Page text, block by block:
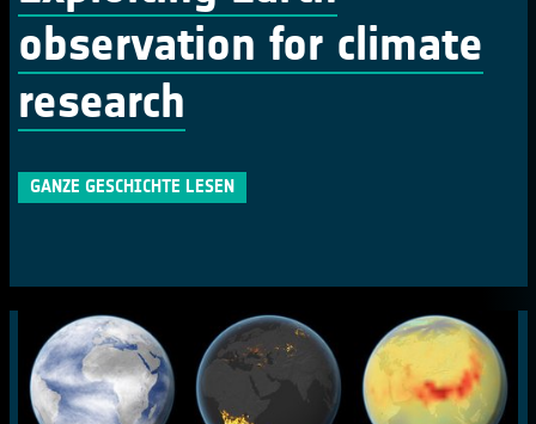
observation for climate
research
GANZE GESCHICHTE LESEN